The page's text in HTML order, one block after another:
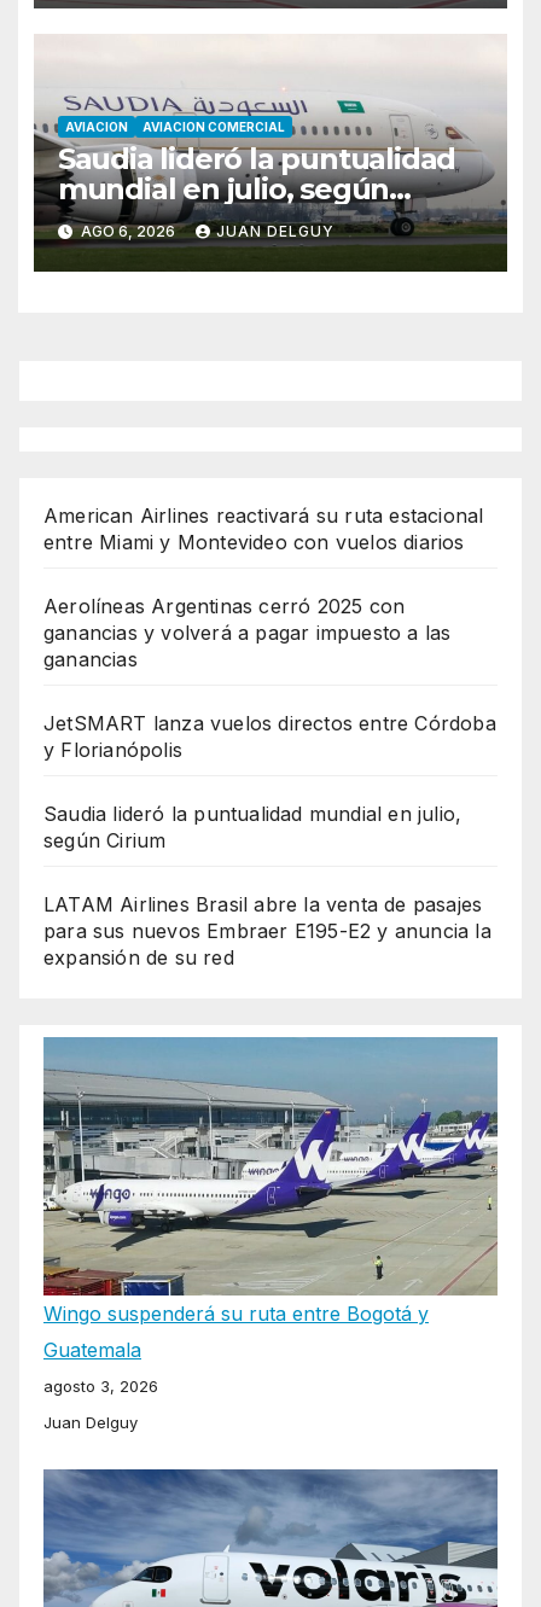
AVIACION AVIACION COMERCIAL
Saudia lideró la puntualidad
mundial en julio, según
Cirium
AGO 6, 2026 JUAN DELGUY
American Airlines reactivará su ruta estacional
entre Miami y Montevideo con vuelos diarios
Aerolíneas Argentinas cerró 2025 con
ganancias y volverá a pagar impuesto a las
ganancias
JetSMART lanza vuelos directos entre Córdoba
y Florianópolis
Saudia lideró la puntualidad mundial en julio,
según Cirium
LATAM Airlines Brasil abre la venta de pasajes
para sus nuevos Embraer E195-E2 y anuncia la
expansión de su red
Wingo suspenderá su ruta entre Bogotá y
Guatemala
agosto 3, 2026
Juan Delguy